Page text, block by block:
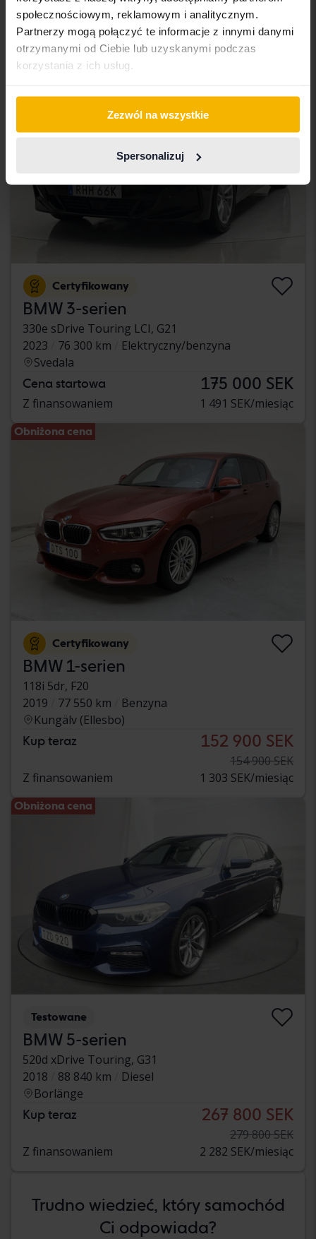
społecznościowym, reklamowym i analitycznym.
Partnerzy mogą połączyć te informacje z innymi danymi
otrzymanymi od Ciebie lub uzyskanymi podczas
korzystania z ich usług.
Zezwól na wszystkie
Spersonalizuj
Svedala
Cena startowa 130 000 SEK
Z finansowaniem 1 108 SEK/miesiąc
poniedziałek
Certyfikowany
BMW 3-serien
330e sDrive Touring LCI, G21
2023
76 300 km
Elektryczny/benzyna
Svedala
Cena startowa 175 000 SEK
Z finansowaniem 1 491 SEK/miesiąc
Obniżona cena
Certyfikowany
BMW 1-serien
118i 5dr, F20
2019
77 550 km
Benzyna
Kungälv (Ellesbo)
Kup teraz 152 900 SEK
154 900 SEK
Z finansowaniem
1 303 SEK/miesiąc
Obniżona cena
Testowane
BMW 5-serien
520d xDrive Touring, G31
2018
88 840 km
Diesel
Borlänge
Kup teraz 267 800 SEK
279 800 SEK
Z finansowaniem
2 282 SEK/miesiąc
Trudno wiedzieć, który samochód
Ci odpowiada?